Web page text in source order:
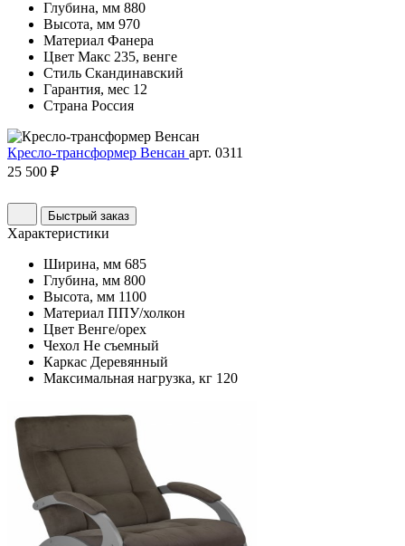
Глубина, мм 880
Высота, мм 970
Материал Фанера
Цвет Макс 235, венге
Стиль Скандинавский
Гарантия, мес 12
Страна Россия
Кресло-трансформер Венсан арт. 0311
25 500 ₽
Быстрый заказ
Характеристики
Ширина, мм 685
Глубина, мм 800
Высота, мм 1100
Материал ППУ/холкон
Цвет Венге/орех
Чехол Не съемный
Каркас Деревянный
Максимальная нагрузка, кг 120